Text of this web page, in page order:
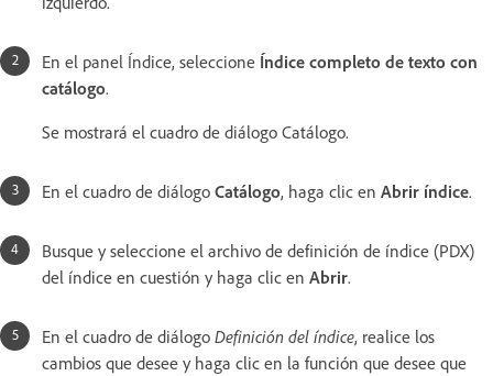
En el panel Índice, seleccione Índice completo de texto con
catálogo.
Se mostrará el cuadro de diálogo Catálogo.
En el cuadro de diálogo Catálogo, haga clic en Abrir índice.
Busque y seleccione el archivo de definición de índice (PDX)
del índice en cuestión y haga clic en Abrir.
En el cuadro de diálogo Definición del índice, realice los
cambios que desee y haga clic en la función que desee que